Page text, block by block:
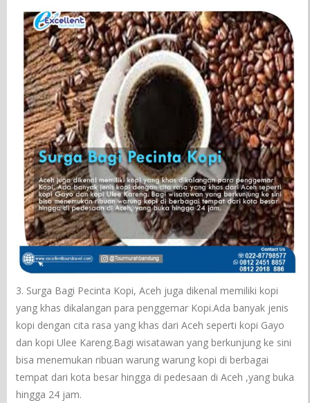
3. Surga Bagi Pecinta Kopi, Aceh juga dikenal memiliki kopi
yang khas dikalangan para penggemar Kopi.Ada banyak jenis
kopi dengan cita rasa yang khas dari Aceh seperti kopi Gayo
dan kopi Ulee Kareng.Bagi wisatawan yang berkunjung ke sini
bisa menemukan ribuan warung warung kopi di berbagai
tempat dari kota besar hingga di pedesaan di Aceh ,yang buka
hingga 24 jam.